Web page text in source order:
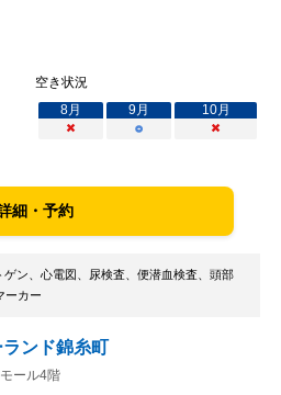
空き状況
8月 9月 10月
×
○ ×
細・予約
ン、心電図、尿検査、便潜血検査、頭部
ーカー
ンド錦糸町
ール4階